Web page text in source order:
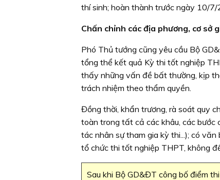
thí sinh; hoàn thành trước ngày 10/7/
Chấn chỉnh các địa phương, cơ
Phó Thủ tướng cũng yêu cầu Bộ
tổng thể kết quả Kỳ thi tốt nghiệp
thấy những vấn đề bất thường, kịp
trách nhiệm theo thẩm quyền.
Đồng thời, khẩn trương, rà soát quy
toàn trong tất cả các khâu, các bước
tác nhân sự tham gia kỳ thi...); có
tổ chức thi tốt nghiệp THPT, không
Sau khi Bộ GD&ĐT công bố điểm